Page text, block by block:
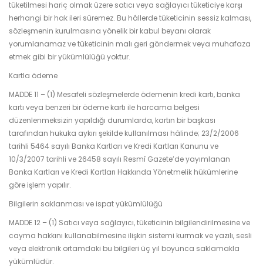
tüketilmesi hariç olmak üzere satıcı veya sağlayıcı tüketiciye karşı
herhangi bir hak ileri süremez. Bu hâllerde tüketicinin sessiz kalması,
sözleşmenin kurulmasına yönelik bir kabul beyanı olarak
yorumlanamaz ve tüketicinin malı geri göndermek veya muhafaza
etmek gibi bir yükümlülüğü yoktur.
Kartla ödeme
MADDE 11 – (1) Mesafeli sözleşmelerde ödemenin kredi kartı, banka
kartı veya benzeri bir ödeme kartı ile harcama belgesi
düzenlenmeksizin yapıldığı durumlarda, kartın bir başkası
tarafından hukuka aykırı şekilde kullanılması hâlinde; 23/2/2006
tarihli 5464 sayılı Banka Kartları ve Kredi Kartları Kanunu ve
10/3/2007 tarihli ve 26458 sayılı Resmî Gazete’de yayımlanan
Banka Kartları ve Kredi Kartları Hakkında Yönetmelik hükümlerine
göre işlem yapılır.
Bilgilerin saklanması ve ispat yükümlülüğü
MADDE 12 – (1) Satıcı veya sağlayıcı, tüketicinin bilgilendirilmesine ve
cayma hakkını kullanabilmesine ilişkin sistemi kurmak ve yazılı, sesli
veya elektronik ortamdaki bu bilgileri üç yıl boyunca saklamakla
yükümlüdür.